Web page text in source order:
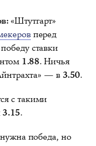
«Штутгарт»
перед
ставки
1.88. Ничья
— в 3.50.
с такими
3.15.
победа, но